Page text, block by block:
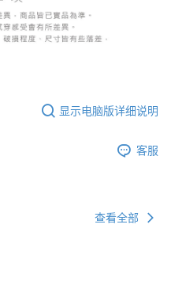
显示电脑版详细说明
客服
查看全部